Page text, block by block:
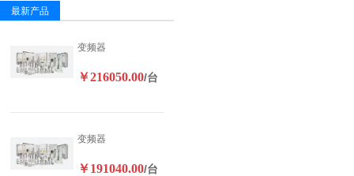
最新产品
变频器
￥216050.00/台
变频器
￥191040.00/台